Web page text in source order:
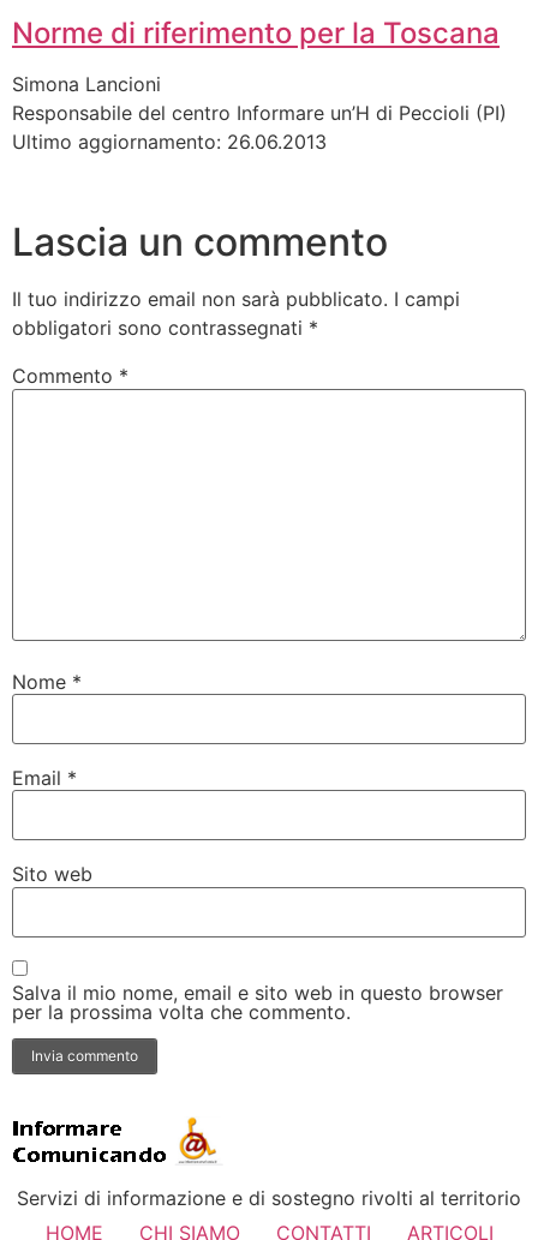
Norme di riferimento per la Toscana
Simona Lancioni
Responsabile del centro Informare un’H di Peccioli (PI)
Ultimo aggiornamento: 26.06.2013
Lascia un commento
Il tuo indirizzo email non sarà pubblicato. I campi
obbligatori sono contrassegnati *
Commento *
Nome *
Email *
Sito web
Salva il mio nome, email e sito web in questo browser
per la prossima volta che commento.
Servizi di informazione e di sostegno rivolti al territorio
HOME
CHI SIAMO CONTATTI ARTICOLI